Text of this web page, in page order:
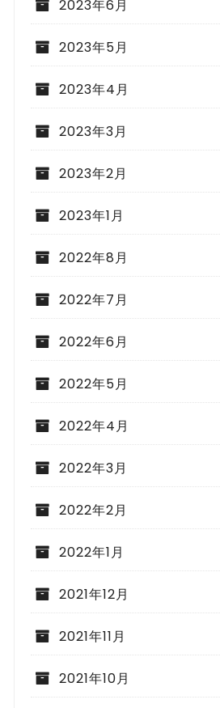
2023年6月
2023年5月
2023年4月
2023年3月
2023年2月
2023年1月
2022年8月
2022年7月
2022年6月
2022年5月
2022年4月
2022年3月
2022年2月
2022年1月
2021年12月
2021年11月
2021年10月